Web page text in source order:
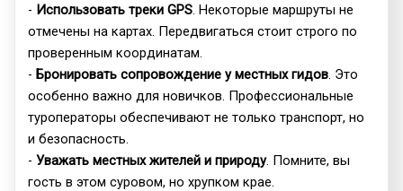
- Использовать треки GPS. Некоторые маршруты не
отмечены на картах. Передвигаться стоит строго по
проверенным координатам.
-Бронировать сопровождение у местных гидов. Это
особенно важно для новичков. Профессиональные
туроператоры обеспечивают не только транспорт, но
и безопасность.
-Уважать местных жителей и природу. Помните, вы
гость в этом суровом, но хрупком крае.